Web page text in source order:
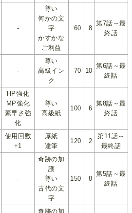
-
尊い
何かの文
字
かすかな
ご利益
60 8
第7話～最
終話
-
尊い
高級イン
ク
70 10
第6話～最
終話
HP強化
MP強化
素早さ強
化
尊い
高級紙
100 6
第8話～最
終話
使用回数
+1
厚紙
達筆
120 2
第11話～
最終話
-
奇跡の加
護
尊い
古代の文
字
150 8
第5話～最
終話
奇跡の加